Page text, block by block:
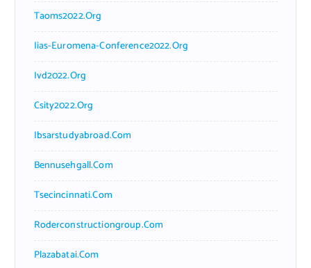
Taoms2022.org
Iias-Euromena-Conference2022.org
Ivd2022.org
Csity2022.org
Ibsarstudyabroad.com
Bennusehgall.com
Tsecincinnati.com
Roderconstructiongroup.com
Plazabatai.com